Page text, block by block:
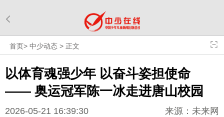
首页>中少动态 > 正文
以体育魂强少年 以奋斗姿担使命
—— 奥运冠军陈一冰走进唐山校园
2026-05-21 16:39:30 来源：未来网